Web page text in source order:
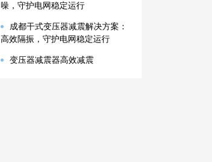
噪，守护电网稳定运行
成都干式变压器减震解决方案：
高效隔振，守护电网稳定运行
变压器减震器高效减震